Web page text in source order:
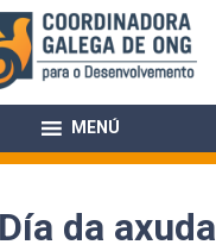
MENÚ
Día da axuda